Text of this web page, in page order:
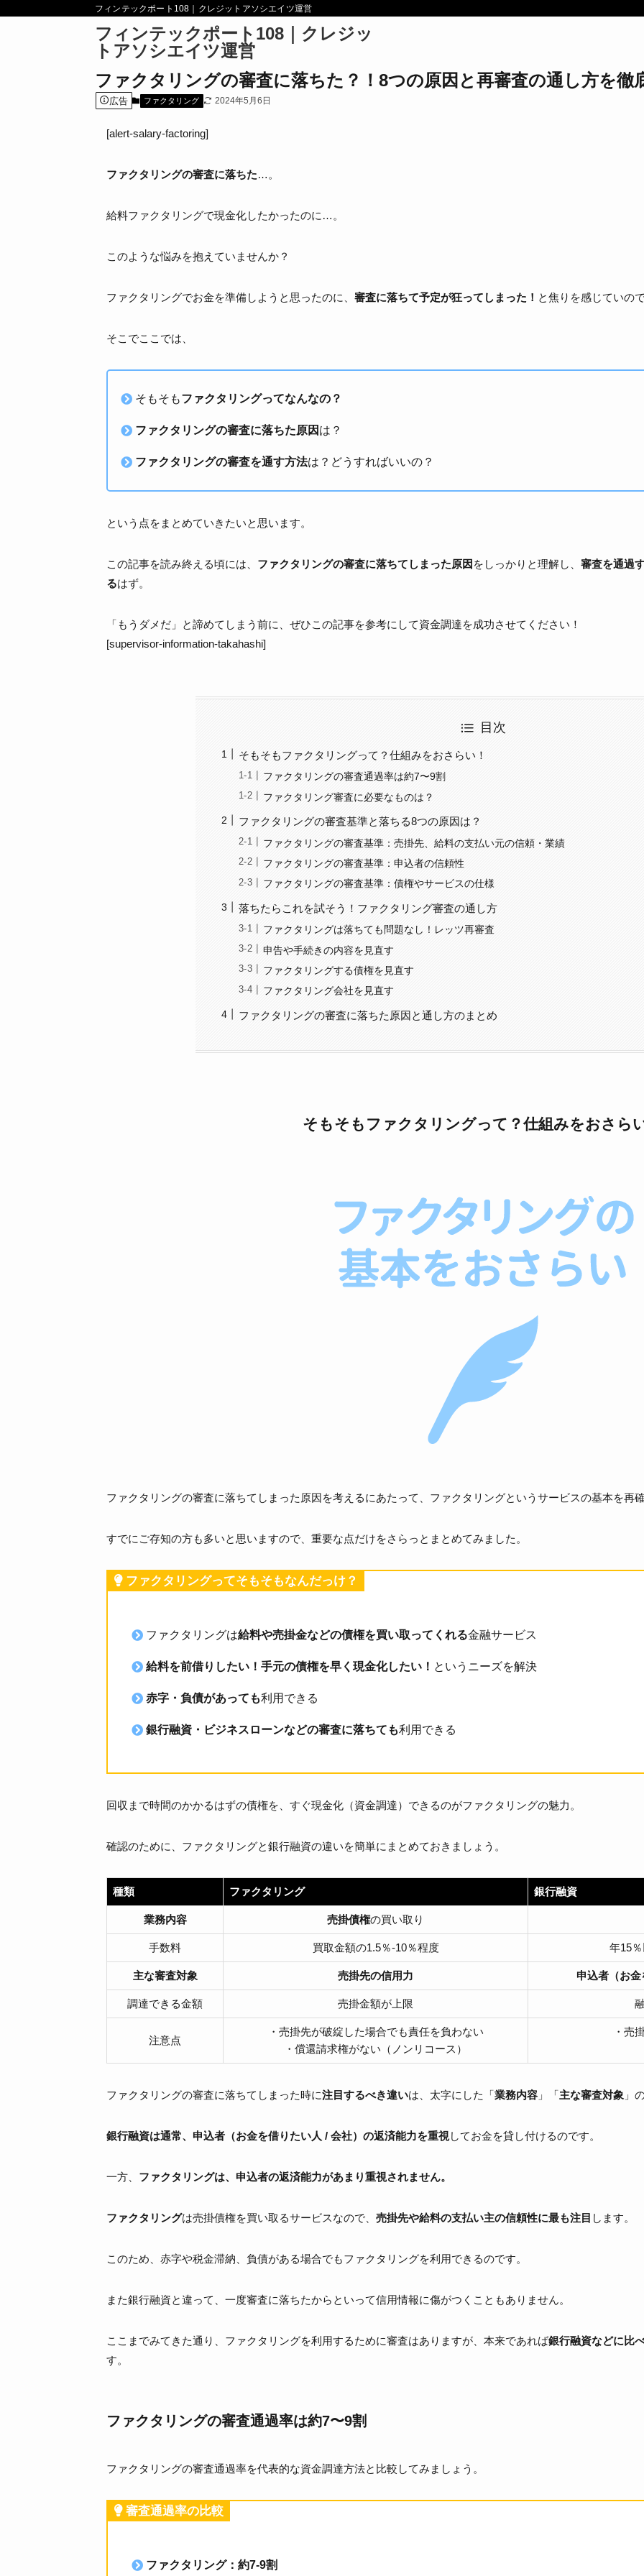
フィンテックポート108｜クレジットアソシエイツ運営
フィンテックポート108｜クレジッ
トアソシエイツ運営
ファクタリングの審査に落ちた？！8つの原因と再審査の通し方を徹
広告 ファクタリング 2024年5月6日
[alert-salary-factoring]
ファクタリングの審査に落ちた…。
給料ファクタリングで現金化したかったのに…。
このような悩みを抱えていませんか？
ファクタリングでお金を準備しようと思ったのに、 審査に落ちて予定が狂ってしまった！ と焦りを感じていの
そこでここでは、
そもそもファクタリングってなんなの？
ファクタリングの審査に落ちた原因 は？
ファクタリングの審査を通す方法は？どうすればいいの？
という点をまとめていきたいと思います。
この記事を読み終える頃には、 ファクタリングの審査に落ちてしまった原因 をしっかりと理解し、 審査を通過
るはず。
「もうダメだ」と諦めてしまう前に、ぜひこの記事を参考にして資金調達を成功させてください！
[supervisor-information-takahashi]
目次
そもそもファクタリングって？仕組みをおさらい！
ファクタリングの審査通過率は約7〜9割
ファクタリング審査に必要なものは？
ファクタリングの審査基準と落ちる8つの原因は？
ファクタリングの審査基準：売掛先、給料の支払い元の信頼・業績
ファクタリングの審査基準：申込者の信頼性
ファクタリングの審査基準：債権やサービスの仕様
落ちたらこれを試そう！ファクタリング審査の通し方
ファクタリングは落ちても問題なし！レッツ再審査
申告や手続きの内容を見直す
ファクタリングする債権を見直す
ファクタリング会社を見直す
ファクタリングの審査に落ちた原因と通し方のまとめ
そもそもファクタリングって？仕組みをおさら
ファクタリングの審査に落ちてしまった原因を考えるにあたって、ファクタリングというサービスの基本を再
すでにご存知の方も多いと思いますので、重要な点だけをさらっとまとめてみました。
ファクタリングってそもそもなんだっけ？
ファクタリングは給料や売掛金などの債権を買い取ってくれる金融サービス
給料を前借りしたい！手元の債権を早く現金化したい！ というニーズを解決
赤字・負債があっても利用できる
銀行融資・ビジネスローンなどの審査に落ちても利用できる
回収まで時間のかかるはずの債権を、すぐ現金化（資金調達）できるのがファクタリングの魅力。
確認のために、ファクタリングと銀行融資の違いを簡単にまとめておきましょう。
種類 ファクタリング 銀行融資
業務内容 売掛債権の買い取り
手数料 買取金額の1.5％-10％程度 年15
主な審査対象 売掛先の信用力 申込者（お
調達できる金額 売掛金額が上限
注意点
・売掛先が破綻した場合でも責任を負わない
・償還請求権がない（ノンリコース）
・売
ファクタリングの審査に落ちてしまった時に注目するべき違いは、太字にした「業務内容 」「主な審査対象 」
銀行融資は通常、 申込者（お金を借りたい人 / 会社）の返済能力を重視してお金を貸し付けるのです。
一方、 ファクタリングは、 申込者の返済能力があまり重視されません。
ファクタリングは売掛債権を買い取るサービスなので、 売掛先や給料の支払い主の信頼性に最も注目 します。
このため、赤字や税金滞納、負債がある場合でもファクタリングを利用できるのです。
また銀行融資と違って、一度審査に落ちたからといって信用情報に傷がつくこともありません。
ここまでみてきた通り、ファクタリングを利用するために審査はありますが、本来であれば銀行融資などに比
す。
ファクタリングの審査通過率は約7〜9割
ファクタリングの審査通過率を代表的な資金調達方法と比較してみましょう。
審査通過率の比較
ファクタリング：約7-9割